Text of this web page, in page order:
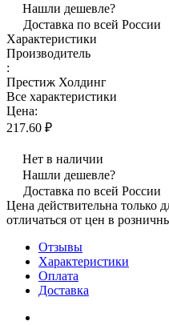
Нашли дешевле?
Доставка по всей России
Характеристики
Производитель
:
Престиж Холдинг
Все характеристики
Цена:
217.60 ₽
Нет в наличии
Нашли дешевле?
Доставка по всей России
Цена действительна только
отличаться от цен в
Отзывы
Характеристики
Оплата
Доставка